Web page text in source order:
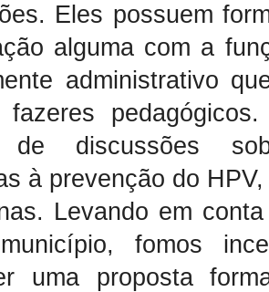
Eles possuem
alguma com a
administrativo
de discussões
à prevenção do
Levando em
fomos
uma proposta